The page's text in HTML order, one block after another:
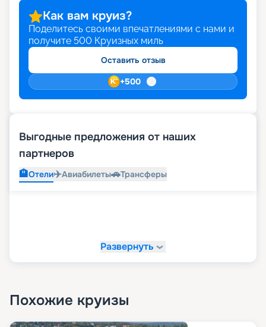
Как вам круиз?
Поделитесь своими впечатлениями с нами и
получите 500 Круизных миль
Оставить отзыв
+500
Выгодные предложения от наших
партнеров
🏨Отели✈️Авиабилеты🚗Трансферы
Развернуть
Похожие круизы